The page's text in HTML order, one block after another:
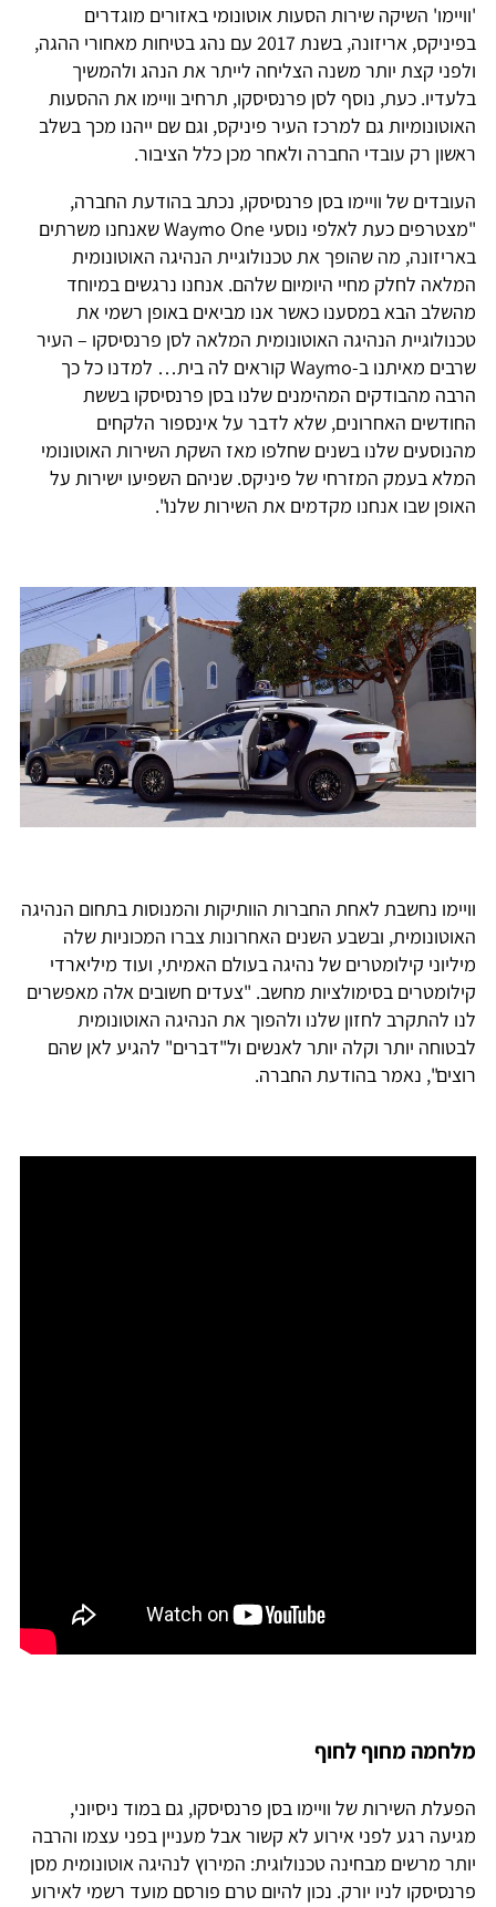
'וויימו' השיקה שירות הסעות אוטונומי באזורים מוגדרים
בפיניקס, אריזונה, בשנת 2017 עם נהג בטיחות מאחורי ההגה,
ולפני קצת יותר משנה הצליחה לייתר את הנהג ולהמשיך
בלעדיו. כעת, נוסף לסן פרנסיסקו, תרחיב וויימו את ההסעות
האוטונומיות גם למרכז העיר פיניקס, וגם שם ייהנו מכך בשלב
ראשון רק עובדי החברה ולאחר מכן כלל הציבור.
העובדים של וויימו בסן פרנסיסקו, נכתב בהודעת החברה,
"מצטרפים כעת לאלפי נוסעי Waymo One שאנחנו משרתים
באריזונה, מה שהופך את טכנולוגיית הנהיגה האוטונומית
המלאה לחלק מחיי היומיום שלהם. אנחנו נרגשים במיוחד
מהשלב הבא במסענו כאשר אנו מביאים באופן רשמי את
טכנולוגיית הנהיגה האוטונומית המלאה לסן פרנסיסקו – העיר
שרבים מאיתנו ב-Waymo קוראים לה בית… למדנו כל כך
הרבה מהבודקים המהימנים שלנו בסן פרנסיסקו בששת
החודשים האחרונים, שלא לדבר על אינספור הלקחים
מהנוסעים שלנו בשנים שחלפו מאז השקת השירות האוטונומי
המלא בעמק המזרחי של פיניקס. שניהם השפיעו ישירות על
האופן שבו אנחנו מקדמים את השירות שלנו".
וויימו נחשבת לאחת החברות הוותיקות והמנוסות בתחום הנהיגה
האוטונומית, ובשבע השנים האחרונות צברו המכוניות שלה
מיליוני קילומטרים של נהיגה בעולם האמיתי, ועוד מיליארדי
קילומטרים בסימולציות מחשב. "צעדים חשובים אלה מאפשרים
לנו להתקרב לחזון שלנו ולהפוך את הנהיגה האוטונומית
לבטוחה יותר וקלה יותר לאנשים ול"דברים" להגיע לאן שהם
רוצים", נאמר בהודעת החברה.
מלחמה מחוף לחוף
הפעלת השירות של וויימו בסן פרנסיסקו, גם במוד ניסיוני,
מגיעה רגע לפני אירוע לא קשור אבל מעניין בפני עצמו והרבה
יותר מרשים מבחינה טכנולוגית: המירוץ לנהיגה אוטונומית מסן
פרנסיסקו לניו יורק. נכון להיום טרם פורסם מועד רשמי לאירוע